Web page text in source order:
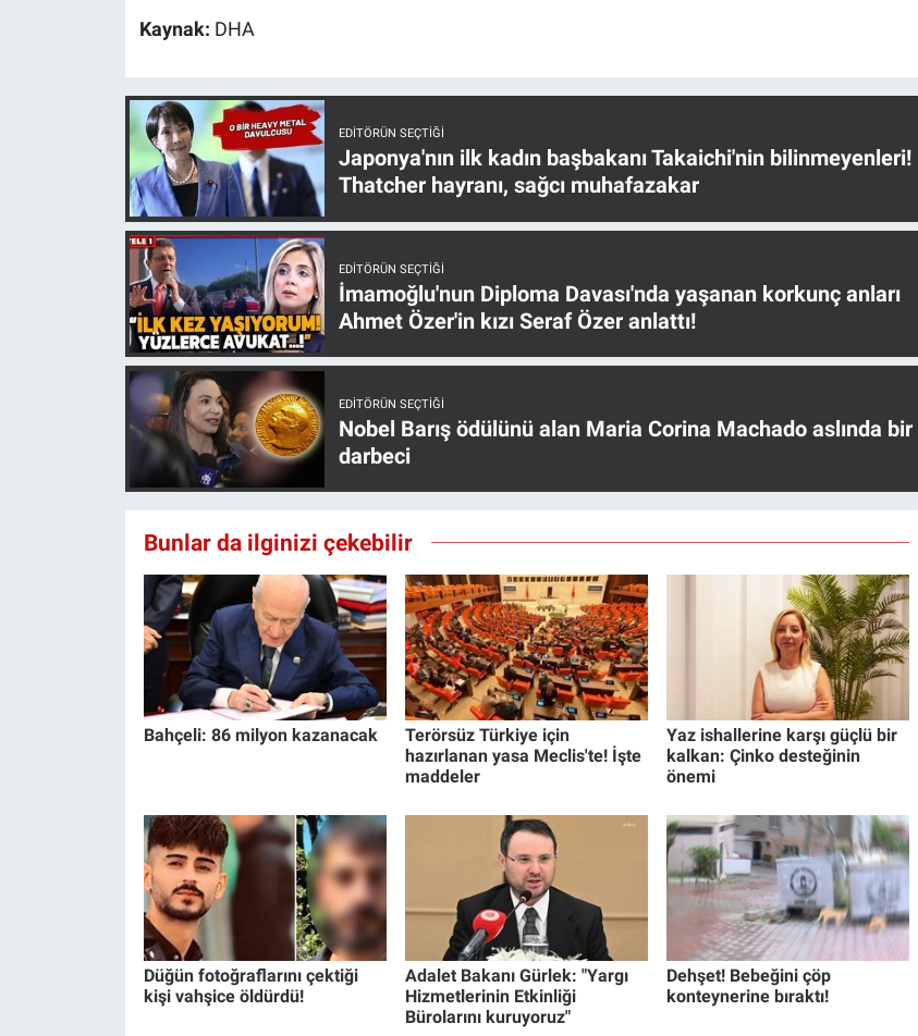
Kaynak: DHA
EDITÖRÜN SEÇTIĞI
Japonya'nın ilk kadın başbakanı Takaichi'nin bilinmeyenleri!
Thatcher hayranı, sağcı muhafazakar
EDITÖRÜN SEÇTIĞI
İmamoğlu'nun Diploma Davası'nda yaşanan korkunç anları
Ahmet Özer'in kızı Seraf Özer anlattı!
EDITÖRÜN SEÇTIĞI
Nobel Barış ödülünü alan Maria Corina Machado aslında bir
darbeci
Bunlar da ilginizi çekebilir
Bahçeli: 86 milyon kazanacak
Terörsüz Türkiye için
hazırlanan yasa Meclis'te! İşte
maddeler
Yaz ishallerine karşı güçlü bir
kalkan: Çinko desteğinin
önemi
Düğün fotoğraflarını çektiği
kişi vahşice öldürdü!
Adalet Bakanı Gürlek: "Yargı
Hizmetlerinin Etkinliği
Bürolarını kuruyoruz"
Dehşet! Bebeğini çöp
konteynerine bıraktı!